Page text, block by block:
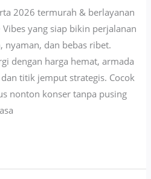
2026 termurah & berlayanan
yang siap bikin perjalanan
nyaman, dan bebas ribet.
dengan harga hemat, armada
titik jemput strategis. Cocok
nonton konser tanpa pusing